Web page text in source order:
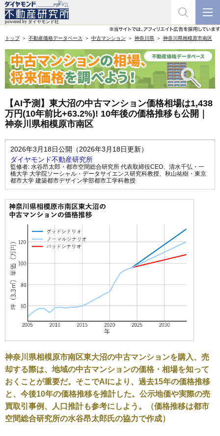
トップ 不動産価格データベース 中古マンション 神奈川県 神奈川県相模原市南区
【AI予測】東大沼の中古マンション価格相場は1,438
万円(10年前比+63.2%)! 10年後の価格推移も公開｜
神奈川県相模原市南区
2026年3月18日公開（2026年3月18日更新）
ダイヤモンド不動産研究所
監修者: 水谷昂太郎・都市空間総合研究所 代表取締役CEO、 清水千弘・一
橋大学 大学院ソーシャル・データサイエンス研究科教授、 秋山祐樹・東京
都市大学 建築都市デザイン学部都市工学科教授
神奈川県相模原市南区東大沼の中古マンションを購入、売
却する際は、地域の中古マンションの価格・相場を知って
おくことが重要だ。そこでAIにより、過去15年の価格推移
と、今後10年の価格推移を推計した。公示地価や実際の売
買取引事例、人口推計も参考にしよう。（価格推移は都市
空間総合研究所の水谷昂太郎氏の協力で作成）